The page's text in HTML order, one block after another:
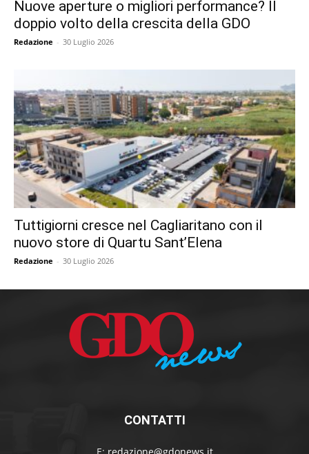
Nuove aperture o migliori performance? Il
doppio volto della crescita della GDO
Redazione - 30 Luglio 2026
Tuttigiorni cresce nel Cagliaritano con il
nuovo store di Quartu Sant’Elena
Redazione - 30 Luglio 2026
CONTATTI